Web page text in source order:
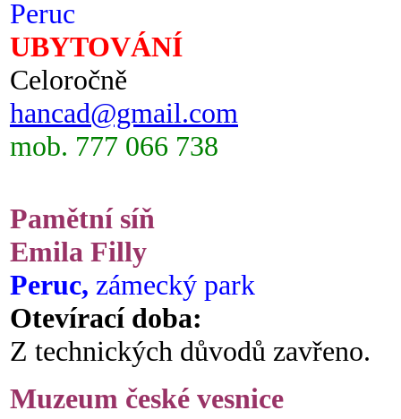
Peruc
UBYTOVÁNÍ
Celoročně
hancad@gmail.com
mob. 777 066 738
Pamětní síň
Emila Filly
Peruc, zámecký park
Otevírací doba:
Z technických důvodů zavřeno.
Muzeum české vesnice